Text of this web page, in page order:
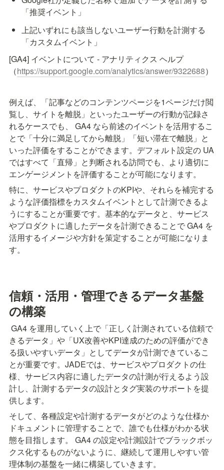
「推奨イベント」
上記いずれにも該当しないユーザー行動を計測する
「カスタムイベント」
[GA4] イベントについて - アナリティクス ヘルプ
（https://support.google.com/analytics/answer/9322688）
例えば、「記事などのコンテンツページを1ページだけ閲
覧し、サイトを離脱」といったユーザーの行動が記録さ
れるケースでも、 GA4 なら前述のイベントを活用するこ
とで「十分に満足してから離脱」「短い滞在で離脱」と
いった評価をすることができます。デフォルト設定の UA
ではすべて「直帰」と判断される訪問でも、より適切に
エンゲージメントを評価することが可能になります。
特に、サービスやプロダクトのKPIや、それらを補完する
ような評価指標をカスタムイベントとして計測できるよ
うにすることが重要です。基本的なデータと、サービス
やプロダクトに適したデータを計測できることで GA4 を
活用するイメージや方針を策定することが可能になりま
す。
信頼・活用・管理できるデータ基盤
の構築
きるデータ」や「UX改善やKPI達成のための評価ができ
る扱いやすいデータ」としてデータが計測できているこ
とが重要です。JADEでは、サービスやプロダクトの仕
様、サービス内容に適したデータの計測が行えるよう設
計し、計測するデータの設計とタグ実装のサポートを提
供します。
そして、各種設定や計測するデータがどのような仕様か
ドキュメントに管理することで、誰でも仕様がわかる状
態を目指します。 GA4 の設定や計測設計でブラックボッ
クス化するものがないように、継続して運用しやすい管
理体制の基盤を一緒に構築していきます。